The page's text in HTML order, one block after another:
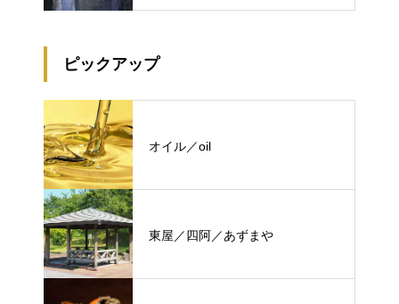
ピックアップ
オイル／oil
東屋／四阿／あずまや